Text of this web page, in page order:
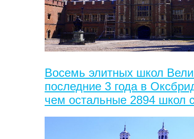
Восемь элитных школ
последние 3 года в
чем остальные 2894 школ